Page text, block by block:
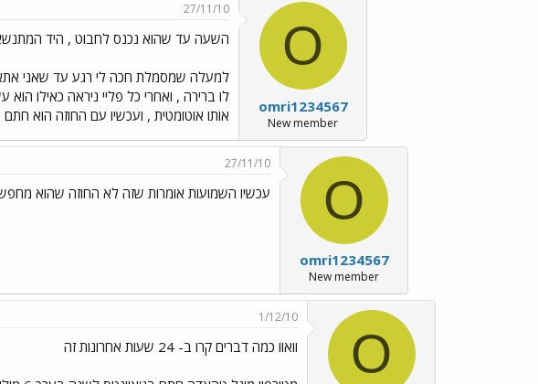
O
omri1234567
New member
27/11/10
השעה עד שהוא נכנס לחבוט , היד
למעלה שמסמלת חכה לי רגע עד שאני
לו ברירה , ואחרי כל פליי ניראה כאילו
אותו אוטומטית , ועכשיו עם החוזה הוא
O
omri1234567
New member
27/11/10
עכשיו השמועות אומרות שזה לא החוזה שהוא
O
1/12/10
וואוו כמה דברים קרו ב- 24 שעות אחרונות זה